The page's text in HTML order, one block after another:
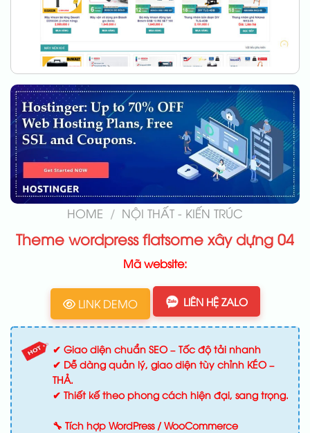
HOME / NỘI THẤT - KIẾN TRÚC
Theme wordpress flatsome xây dựng 04
Mã website:
LINK DEMO LIÊN HỆ ZALO
✔ Giao diện chuẩn SEO – Tốc độ tải nhanh
✔ Dễ dàng quản lý, giao diện tùy chỉnh KÉO –
THẢ.
✔ Thiết kế theo phong cách hiện đại, sang trọng.
🔧 Tích hợp WordPress / WooCommerce